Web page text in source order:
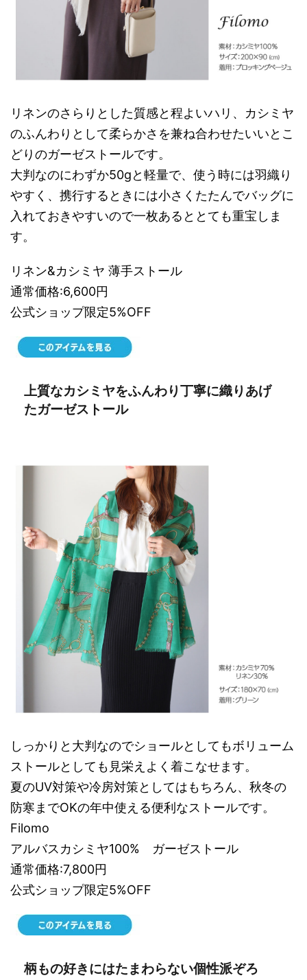
リネンのさらりとした質感と程よいハリ、カシミヤ
のふんわりとして柔らかさを兼ね合わせたいいとこ
どりのガーゼストールです。
大判なのにわずか50gと軽量で、使う時には羽織り
やすく、携行するときには小さくたたんでバッグに
入れておきやすいので一枚あるととても重宝しま
す。
リネン&カシミヤ 薄手ストール
通常価格:6,600円
公式ショップ限定5%OFF
上質なカシミヤをふんわり丁寧に織りあげ
たガーゼストール
しっかりと大判なのでショールとしてもボリューム
ストールとしても見栄えよく着こなせます。
夏のUV対策や冷房対策としてはもちろん、秋冬の
防寒までOKの年中使える便利なストールです。
Filomo
アルバスカシミヤ100% ガーゼストール
通常価格:7,800円
公式ショップ限定5%OFF
柄もの好きにはたまわらない個性派ぞろ